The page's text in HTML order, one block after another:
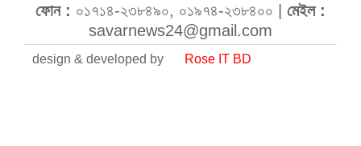
ফোন : ০১৭১৪-২৩৮৪৯০, ০১৯৭৪-২৩৮৪০০ | মেইল :
savarnews24@gmail.com
design & developed by Rose IT BD